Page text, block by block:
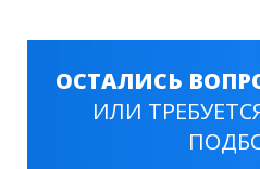
ОСТАЛИСЬ
ИЛИ